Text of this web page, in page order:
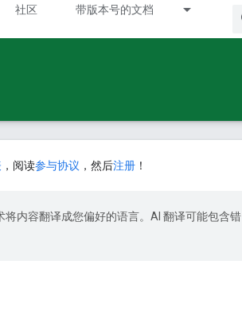
社区 带版本号的文档
，阅读参与协议 ，然后注册 ！
将内容翻译成您偏好的语言。AI 翻译可能包含错